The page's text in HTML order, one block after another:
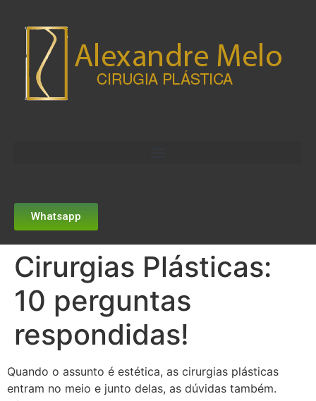
Whatsapp
Cirurgias Plásticas:
10 perguntas
respondidas!
Quando o assunto é estética, as cirurgias plásticas
entram no meio e junto delas, as dúvidas também.